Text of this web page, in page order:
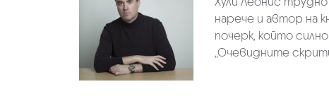
нарече и автор на
почерк, който
„Очевидните